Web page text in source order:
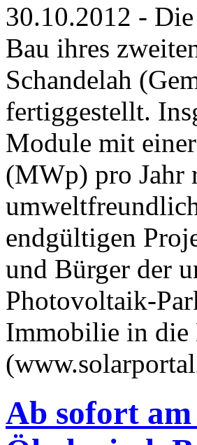
30.10.2012 -
Bau ihres
Schandelah
fertiggestellt.
Module mit
(MWp) pro Jahr
endgültigen
und Bürger der
Photovoltaik-
Immobilie in die
Ab sofort